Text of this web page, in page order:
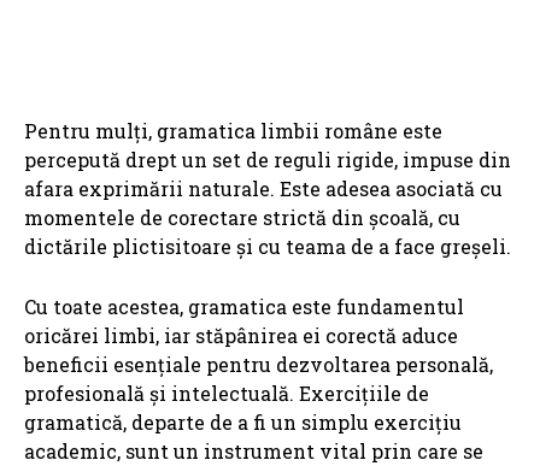
Pentru mulți, gramatica limbii române este
percepută drept un set de reguli rigide, impuse din
afara exprimării naturale. Este adesea asociată cu
momentele de corectare strictă din școală, cu
dictările plictisitoare și cu teama de a face greșeli.
Cu toate acestea, gramatica este fundamentul
oricărei limbi, iar stăpânirea ei corectă aduce
beneficii esențiale pentru dezvoltarea personală,
profesională și intelectuală. Exercițiile de
gramatică, departe de a fi un simplu exercițiu
academic, sunt un instrument vital prin care se